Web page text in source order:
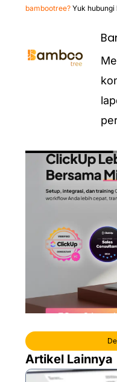
bambootree? Yuk
Artikel Lainnya